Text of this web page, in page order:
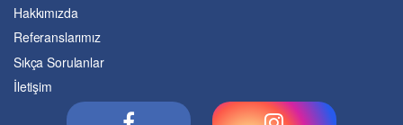
Hakkımızda
Referanslarımız
Sıkça Sorulanlar
İletişim